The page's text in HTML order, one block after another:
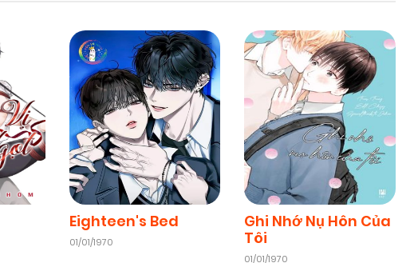
Eighteen's Bed
01/01/1970
Ghi Nhớ Nụ Hôn Của
Tôi
01/01/1970